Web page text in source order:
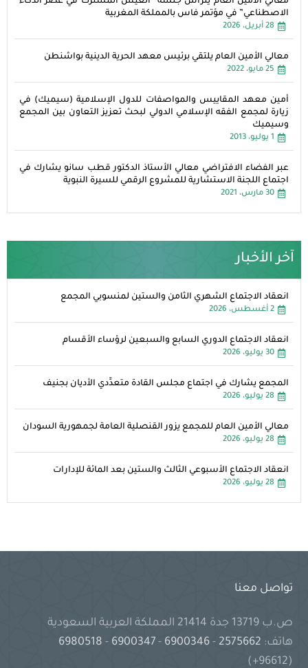
الاصطناعي” في مؤتمر فاس بالمملكة المغربية
28 أبريل، 2026
معالي الأمين العام يلتقي برئيس معهد الحرية الدينية بواشنطن
25 مايو، 2022
أمين معهد المقاييس والمواصفات للدول الإسلامية (سيميك) في
زيارة لمجمع الفقه الإسلامي الدولي لبحث تعزيز التعاون بين المجمع
وسيميك
1 يوليو، 2013
عبر الفضاء الافتراضي معالي الأستاذ الدكتور قطب سانو يشارك في
اجتماع اللجنة الاستشارية للمشروع الرقمي للسيرة النبوية
30 مارس، 2021
آخر الأخبار
انعقاد الاجتماع الشهري الثامن والستين لمنسوبي المجمع
2 أغسطس، 2026
انعقاد الاجتماع الدوري السابع والسبعين لرؤساء الأقسام
30 يوليو، 2026
المجمع يشارك في اجتماع مجلس القادة متعدِّدي الأديان بجنيف
28 يوليو، 2026
معالي الأمين العام للمجمع يزور القنصلية العامة لجمهورية السودان
28 يوليو، 2026
انعقاد الاجتماع الأسبوعي الثالث والستين بعد المائة للإدارات
28 يوليو، 2026
تواصل معنا
ص.ب 13719 جدة 21414 المملكة العربية السعودية
هاتف:
-
6900346
-
6900347
-
(96612+)